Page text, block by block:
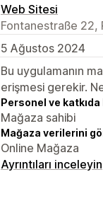
Web Sitesi
Fontanestraße 22,
5 Ağustos 2024
Bu uygulamanın
erişmesi gerekir.
Personel ve
Mağaza sahibi
Mağaza verilerini
Online Mağaza
Ayrıntıları inceleyin